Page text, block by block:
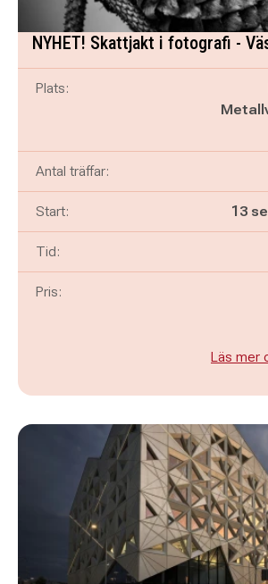
NYHET! Skattjakt i fotografi -
Plats:
Antal träffar:
Start: 13
Tid:
Pris:
Läs mer